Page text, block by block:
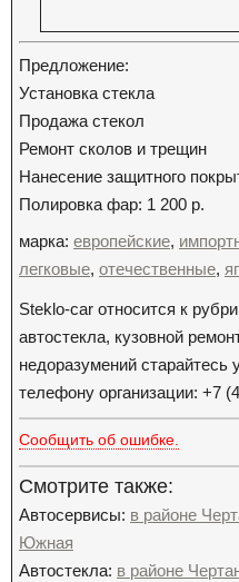
Предложение:
Установка стекла
Продажа стекол
Ремонт сколов и трещин
Нанесение защитного
Полировка фар: 1 200 р.
марка: европейские,
легковые, отечественные,
Steklo-car относится к
автостекла, кузовной
недоразумений
телефону организации: +7
Сообщить об ошибке.
Смотрите также:
Автосервисы: в районе
Южная
Автостекла: в районе